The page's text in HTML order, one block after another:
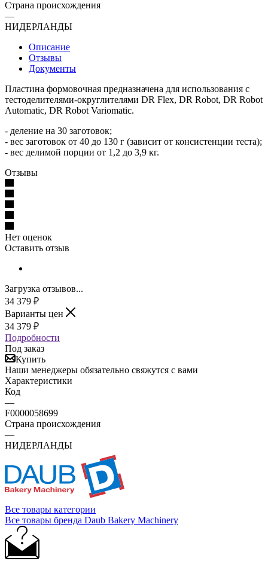
Страна происхождения
—
НИДЕРЛАНДЫ
Описание
Отзывы
Документы
Пластина формовочная предназначена для использования с
тестоделителями-округлителями DR Flex, DR Robot, DR Robot
Automatic, DR Robot Variomatic.
- деление на 30 заготовок;
- вес заготовок от 40 до 130 г (зависит от консистенции теста);
- вес делимой порции от 1,2 до 3,9 кг.
Отзывы
Нет оценок
Оставить отзыв
Загрузка отзывов...
34 379 ₽
Варианты цен
34 379 ₽
Подробности
Под заказ
Купить
Наши менеджеры обязательно свяжутся с вами
Характеристики
Код
—
F0000058699
Страна происхождения
—
НИДЕРЛАНДЫ
Все товары категории
Все товары бренда Daub Bakery Machinery